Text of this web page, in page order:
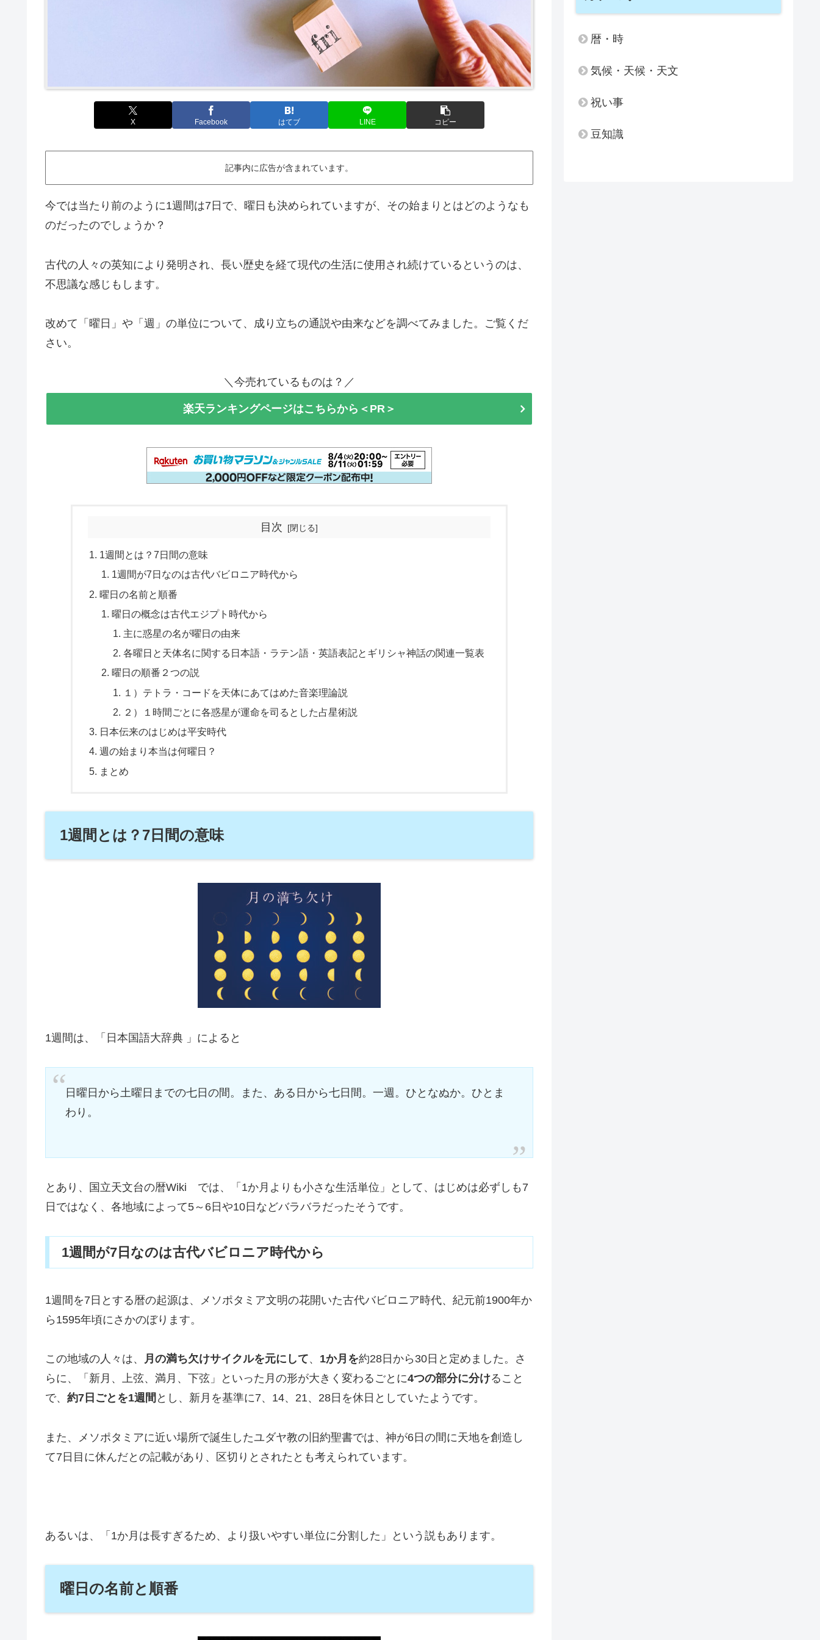
X Facebook はてブ LINE コピー
記事内に広告が含まれています。
今では当たり前のように1週間は7日で、曜日も決められていますが、その始まりとはどのようなも
のだったのでしょうか？
古代の人々の英知により発明され、長い歴史を経て現代の生活に使用され続けているというのは、
不思議な感じもします。
改めて「曜日」や「週」の単位について、成り立ちの通説や由来などを調べてみました。ご覧くだ
さい。
＼今売れているものは？／
楽天ランキングページはこちらから＜PR＞
目次
1週間とは？7日間の意味
1週間が7日なのは古代バビロニア時代から
曜日の名前と順番
曜日の概念は古代エジプト時代から
主に惑星の名が曜日の由来
各曜日と天体名に関する日本語・ラテン語・英語表記とギリシャ神話の関連一覧表
曜日の順番２つの説
１）テトラ・コードを天体にあてはめた音楽理論説
２）１時間ごとに各惑星が運命を司るとした占星術説
日本伝来のはじめは平安時代
週の始まり本当は何曜日？
まとめ
1週間とは？7日間の意味
1週間は、「日本国語大辞典 」によると
日曜日から土曜日までの七日の間。また、ある日から七日間。一週。ひとなぬか。ひとま
わり。
とあり、国立天文台の暦Wiki では、「1か月よりも小さな生活単位」として、はじめは必ずしも7
日ではなく、各地域によって5～6日や10日などバラバラだったそうです。
1週間が7日なのは古代バビロニア時代から
1週間を7日とする暦の起源は、メソポタミア文明の花開いた古代バビロニア時代、紀元前1900年か
ら1595年頃にさかのぼります。
この地域の人々は、 月の満ち欠けサイクルを元にして、 1か月を約28日から30日と定めました。さ
らに、「新月、上弦、満月、下弦」といった月の形が大きく変わるごとに4つの部分に分けること
で、 約7日ごとを1週間 とし、新月を基準に7、14、21、28日を休日としていたようです。
また、メソポタミアに近い場所で誕生したユダヤ教の旧約聖書では、神が6日の間に天地を創造し
て7日目に休んだとの記載があり、区切りとされたとも考えられています。
あるいは、「1か月は長すぎるため、より扱いやすい単位に分割した」という説もあります。
曜日の名前と順番
暦・時
気候・天候・天文
祝い事
豆知識